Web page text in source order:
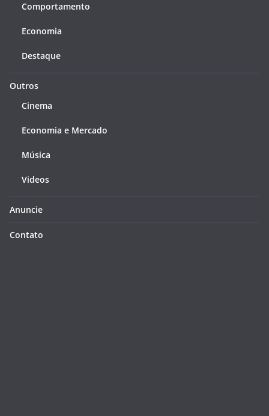
Comportamento
Economia
Destaque
Outros
Cinema
Economia e Mercado
Música
Videos
Anuncie
Contato